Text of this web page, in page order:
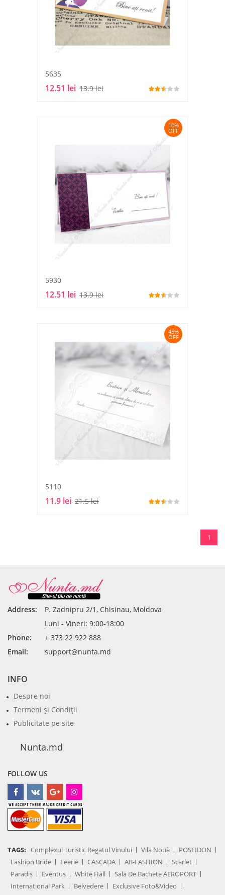
5635
12.51 lei 13.9 lei
10%
OFF
5930
12.51 lei 13.9 lei
45%
OFF
5110
11.9 lei 21.5 lei
1
Address:
P. Zadnipru 2/1, Chisinau, Moldova
Luni - Vineri: 9:00-18:00
Phone:
+ 373 22 922 888
Email:
support@nunta.md
INFO
Despre noi
Termeni şi Condiţii
Publicitate pe site
Nunta.md
FOLLOW US
TAGS: Complexul Turistic Regatul Vinului Vila Nouă
POSEIDON
Fashion Bride
Feerie CASCADA AB-FASHION
Scarlet
Paradis
Eventus White Hall
Sala De Bachete AEROPORT
International Park
Belvedere
Exclusive Foto&Video